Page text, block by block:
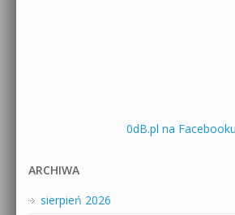
0dB.pl na Facebooku
ARCHIWA
sierpień 2026